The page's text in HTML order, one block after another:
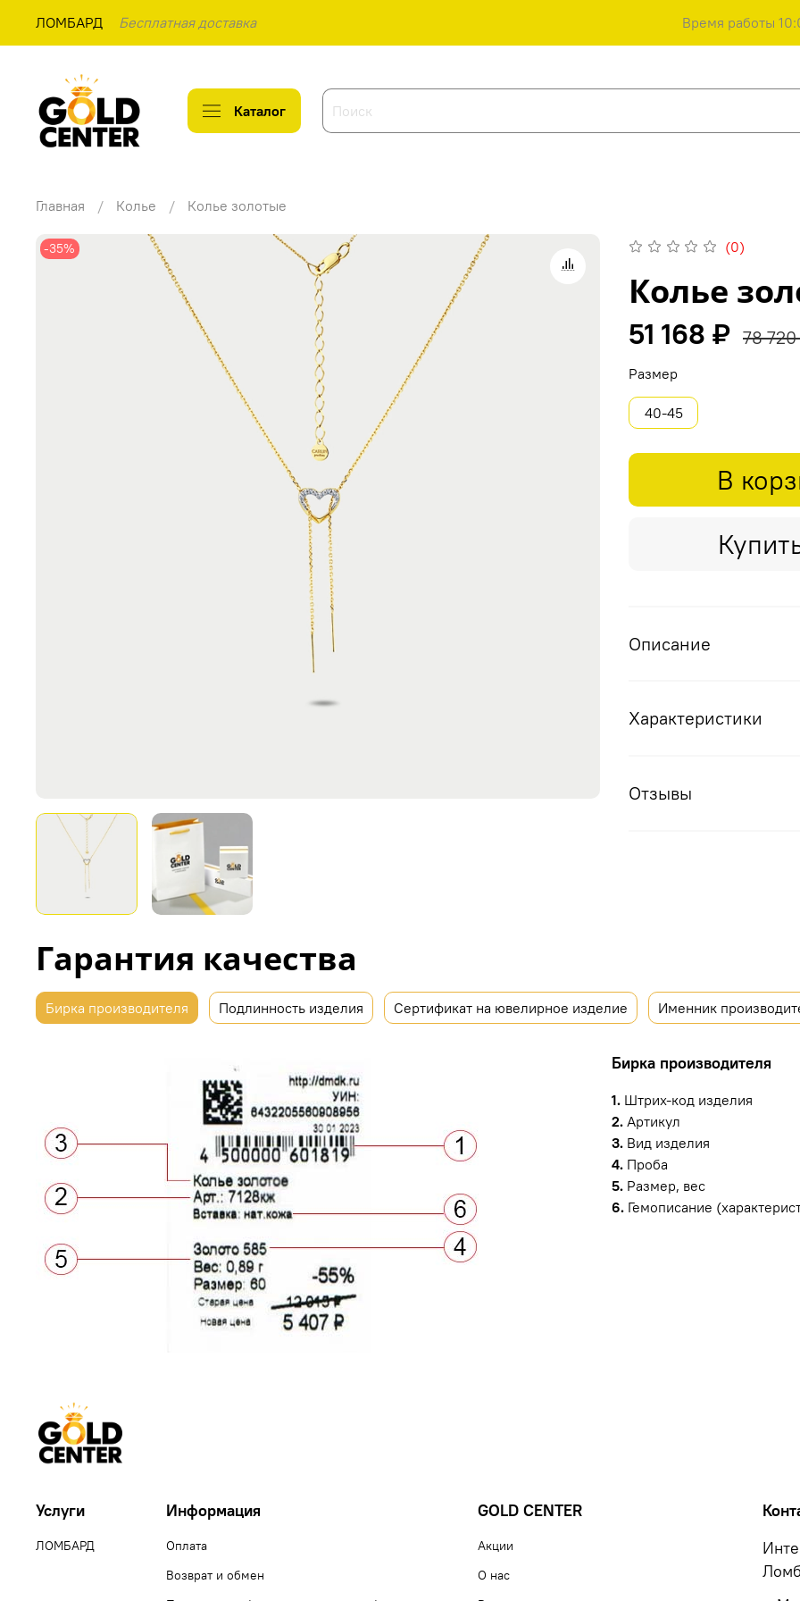
ЛОМБАРД Бесплатная доставка Время работы
Каталог
Главная Колье Колье золотые
-35% (0)
Колье
51 168 ₽ 78
В
Размер
40-45
Описание
Характеристики
Отзывы
Гарантия качества
Бирка производителя Подлинность изделия Сертификат на ювелирное изделие Именник
Бирка производителя
1.Штрих-код изделия
2.Артикул
3.Вид изделия
4.Проба
5.Размер, вес
6.Гемописание
Услуги
ЛОМБАРД
Информация
Оплата
Возврат и обмен
GOLD CENTER
Акции
О нас